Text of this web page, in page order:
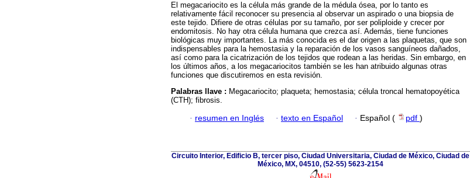
El megacariocito es la célula más grande de la médula ósea, por lo tanto es
relativamente fácil reconocer su presencia al observar un aspirado o una biopsia de
este tejido. Difiere de otras células por su tamaño, por ser poliploide y crecer por
endomitosis. No hay otra célula humana que crezca así. Además, tiene funciones
biológicas muy importantes. La más conocida es el dar origen a las plaquetas, que son
indispensables para la hemostasia y la reparación de los vasos sanguíneos dañados,
así como para la cicatrización de los tejidos que rodean a las heridas. Sin embargo, en
los últimos años, a los megacariocitos también se les han atribuido algunas otras
funciones que discutiremos en esta revisión.
Palabras llave : Megacariocito; plaqueta; hemostasia; célula troncal hematopoyética
(CTH); fibrosis.
· resumen en Inglés · texto en Español · Español ( pdf )
Circuito Interior, Edificio B, tercer piso, Ciudad Universitaria, Ciudad de México, Ciudad de
México, MX, 04510, (52-55) 5623-2154